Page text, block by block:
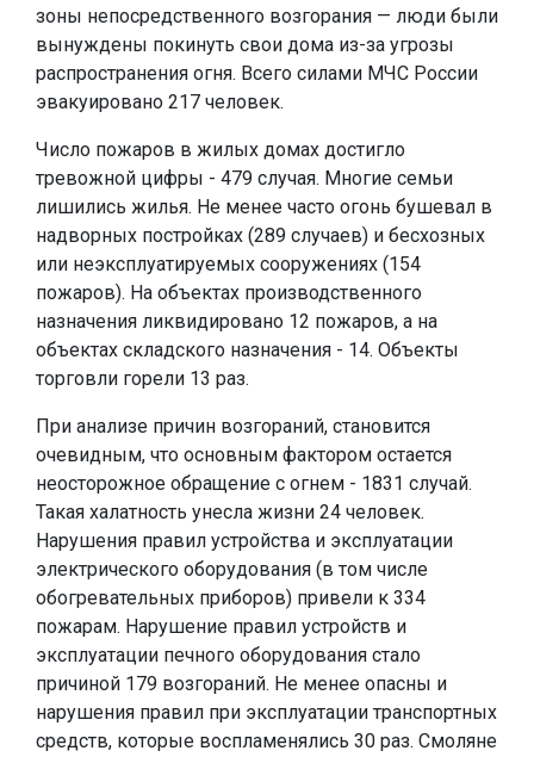
зоны непосредственного возгорания — люди были
вынуждены покинуть свои дома из-за угрозы
распространения огня. Всего силами МЧС России
эвакуировано 217 человек.
Число пожаров в жилых домах достигло
тревожной цифры - 479 случая. Многие семьи
лишились жилья. Не менее часто огонь бушевал в
надворных постройках (289 случаев) и бесхозных
или неэксплуатируемых сооружениях (154
пожаров). На объектах производственного
назначения ликвидировано 12 пожаров, а на
объектах складского назначения - 14. Объекты
торговли горели 13 раз.
При анализе причин возгораний, становится
очевидным, что основным фактором остается
неосторожное обращение с огнем - 1831 случай.
Такая халатность унесла жизни 24 человек.
Нарушения правил устройства и эксплуатации
электрического оборудования (в том числе
обогревательных приборов) привели к 334
пожарам. Нарушение правил устройств и
эксплуатации печного оборудования стало
причиной 179 возгораний. Не менее опасны и
нарушения правил при эксплуатации транспортных
средств, которые воспламенялись 30 раз. Смоляне